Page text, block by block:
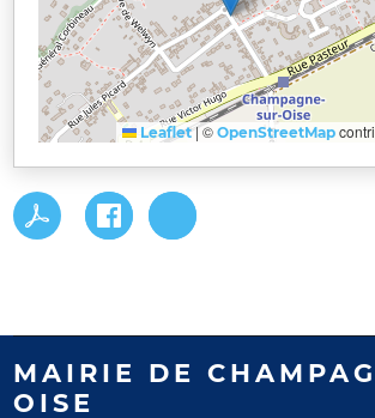
Leaflet |©OpenStreetMap
MAIRIE DE
OISE